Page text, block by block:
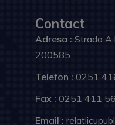
Contact
Adresa : Strada
200585
Telefon : 0251
Fax : 0251 411
Email :